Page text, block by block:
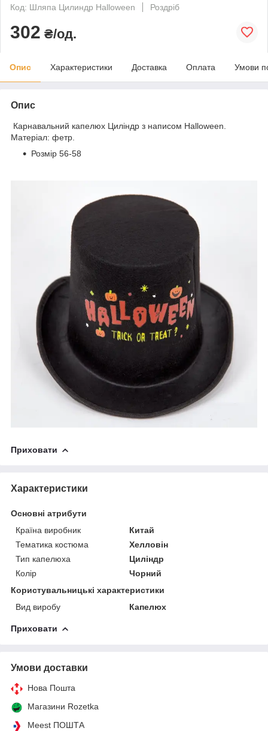
Код: Шляпа Цилиндр Halloween
Роздріб
302 ₴/од.
Опис Характеристики Доставка Оплата Умови
Опис
Карнавальний капелюх Циліндр з написом Halloween.
Матеріал: фетр.
Розмір 56-58
Приховати
Характеристики
Основні атрибути
Країна виробник
Китай
Тематика костюма
Хелловін
Тип капелюха
Циліндр
Колір
Чорний
Користувальницькі характеристики
Вид виробу
Капелюх
Приховати
Умови доставки
Нова Пошта
Магазини Rozetka
Meest ПОШТА